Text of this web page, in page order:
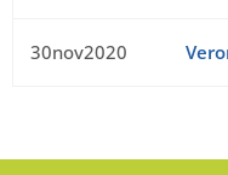
30nov2020